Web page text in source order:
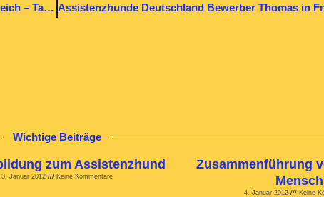
Assistenzhunde Deutschland Bewerber Thomas in Frankreich – Tag 8
Wichtige Beiträge
zum Assistenzhund
3. Januar 2012 Keine Kommentare
Zusammenführung
Mensch
4. Januar 2012 Keine